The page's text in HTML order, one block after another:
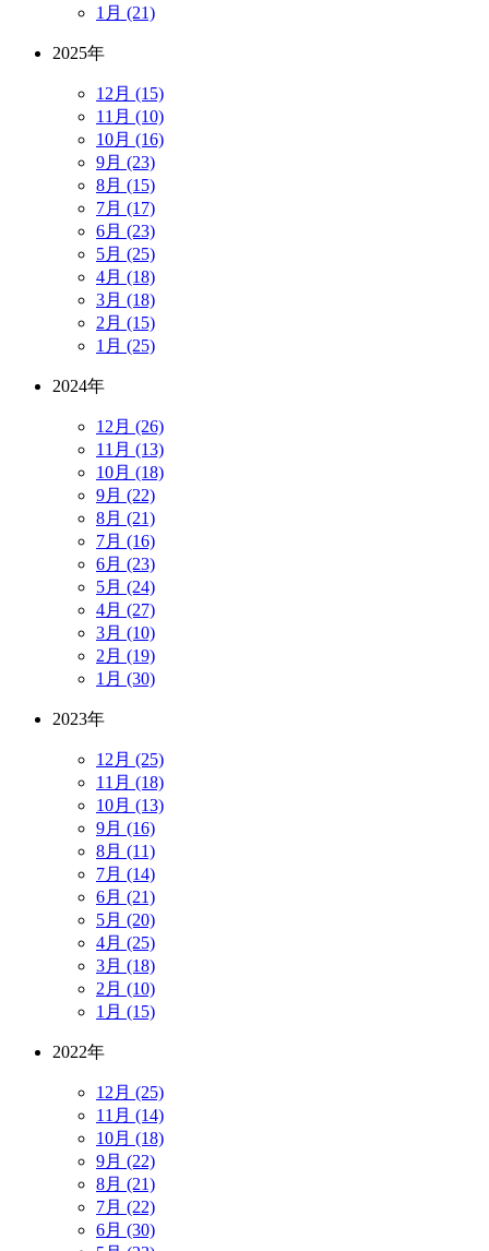
1月 (21)
2025年
12月 (15)
11月 (10)
10月 (16)
9月 (23)
8月 (15)
7月 (17)
6月 (23)
5月 (25)
4月 (18)
3月 (18)
2月 (15)
1月 (25)
2024年
12月 (26)
11月 (13)
10月 (18)
9月 (22)
8月 (21)
7月 (16)
6月 (23)
5月 (24)
4月 (27)
3月 (10)
2月 (19)
1月 (30)
2023年
12月 (25)
11月 (18)
10月 (13)
9月 (16)
8月 (11)
7月 (14)
6月 (21)
5月 (20)
4月 (25)
3月 (18)
2月 (10)
1月 (15)
2022年
12月 (25)
11月 (14)
10月 (18)
9月 (22)
8月 (21)
7月 (22)
6月 (30)